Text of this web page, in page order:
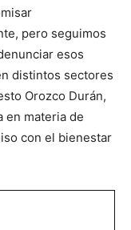
pero seguimos
esos
distintos sectores
Orozco Durán,
en materia de
con el bienestar